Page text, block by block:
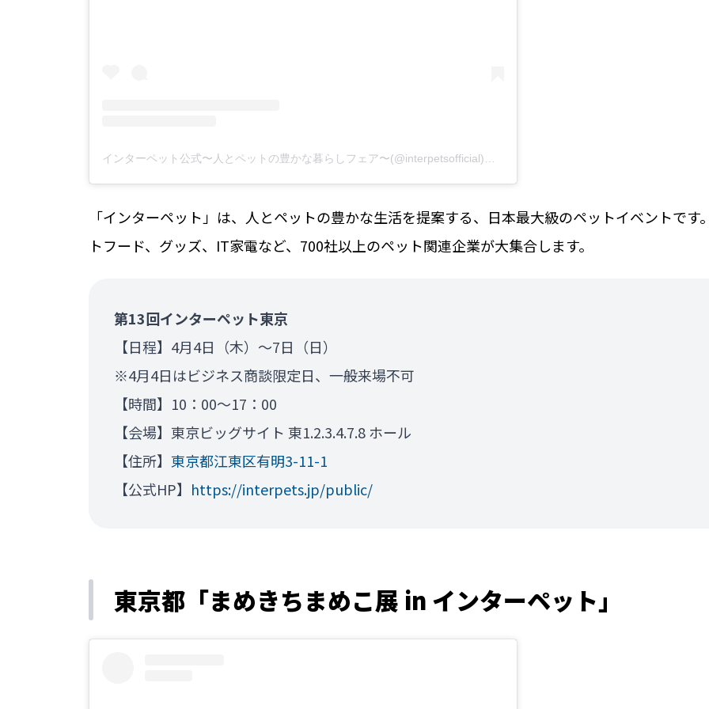
インターペット公式〜人とペットの豊かな暮らしフェア〜(@interpetsofficial)がシェアした投稿
「インターペット」は、人とペットの豊かな生活を提案する、日本最大級のペットイベントです
トフード、グッズ、IT家電など、700社以上のペット関連企業が大集合します。
第13回インターペット東京
【日程】4月4日（木）～7日（日）
※4月4日はビジネス商談限定日、一般来場不可
【時間】10：00～17：00
【会場】東京ビッグサイト 東1.2.3.4.7.8 ホール
【住所】 東京都江東区有明3-11-1
【公式HP】 https://interpets.jp/public/
東京都「まめきちまめこ展 in インターペット」